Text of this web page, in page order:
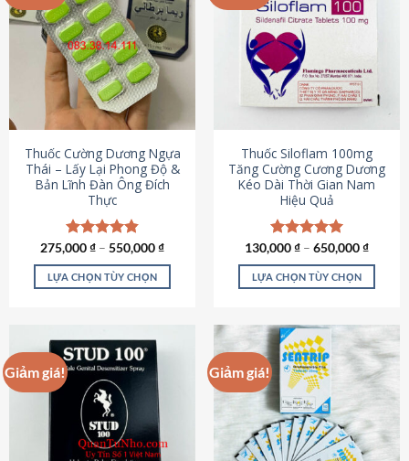
biến
thể.
Các
tùy
chọn
có
thể
chọn
trên
trang
sản
phẩm
biến
tùy
chọn
có
được
chọn
trên
trang
sản
phẩm
Thuốc Cường Dương Ngựa
Thái – Lấy Lại Phong Độ &
Bản Lĩnh Đàn Ông Đích
Thực
Được xếp
hạng4.87
5 sao
275,000₫ – 550,000₫
LỰA CHỌN TÙY CHỌN
có
nhiều
biến
thể.
Các
tùy
Thuốc Siloflam 100mg
Tăng Cường Cương Dương
Kéo Dài Thời Gian Nam
Hiệu Quả
Được xếp
hạng5.00
5 sao
130,000₫ – 650,000₫
LỰA CHỌN TÙY CHỌN
này
có
nhiều
biến
thể.
Các
tùy
Giảm giá! Giảm giá!